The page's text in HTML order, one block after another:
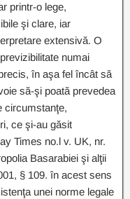
printr-o lege,
şi clare, iar
extensivă. O
numai
în aşa fel încât să
să-şi poată prevedea
circumstanţe,
ce şi-au găsit
Times no.l v. UK, nr.
Basarabiei şi alţii
§ 109. în acest sens
unei norme legale